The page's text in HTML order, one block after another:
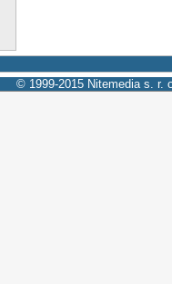
© 1999-2015 Nitemedia s. r.